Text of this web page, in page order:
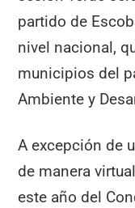
partido de
nivel nacional,
municipios del
Ambiente y
A excepción de
de manera
este año del